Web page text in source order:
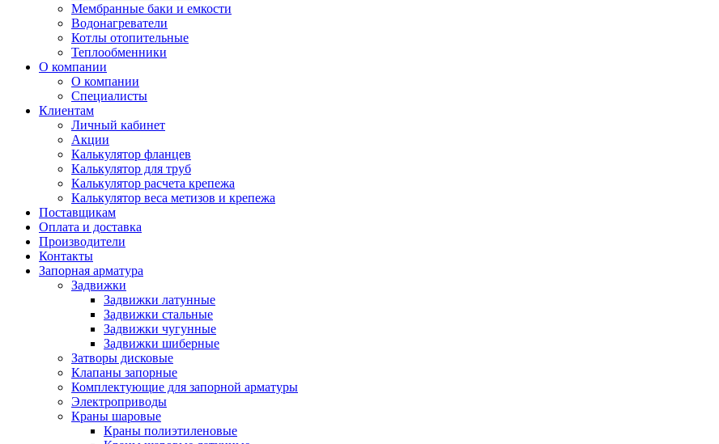
Мембранные баки и емкости
Водонагреватели
Котлы отопительные
Теплообменники
О компании
О компании
Специалисты
Клиентам
Личный кабинет
Акции
Калькулятор фланцев
Калькулятор для труб
Калькулятор расчета крепежа
Калькулятор веса метизов и крепежа
Поставщикам
Оплата и доставка
Производители
Контакты
Запорная арматура
Задвижки
Задвижки латунные
Задвижки стальные
Задвижки чугунные
Задвижки шиберные
Затворы дисковые
Клапаны запорные
Комплектующие для запорной арматуры
Электроприводы
Краны шаровые
Краны полиэтиленовые